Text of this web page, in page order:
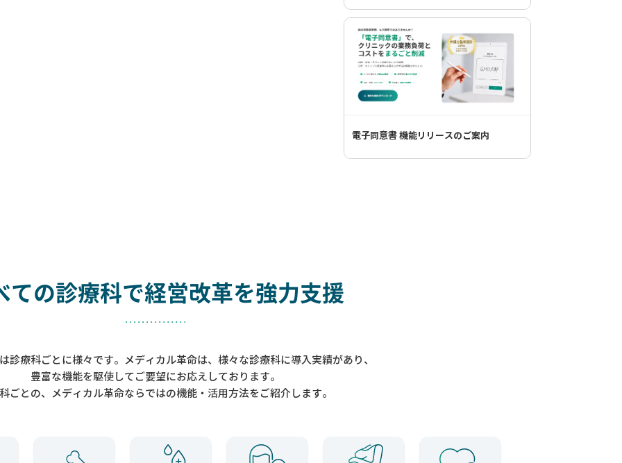
電子同意書 機能リリースのご案内
ての診療科で経営改革を強力支援
診療科ごとに様々です。メディカル革命は、様々な診療科に導入実績があり、
豊富な機能を駆使してご要望にお応えしております。
ごとの、メディカル革命ならではの機能・活用方法をご紹介します。